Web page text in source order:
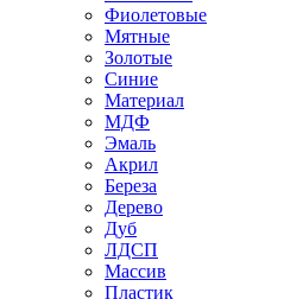
Фиолетовые
Мятные
Золотые
Синие
Материал
МДФ
Эмаль
Акрил
Береза
Дерево
Дуб
ЛДСП
Массив
Пластик